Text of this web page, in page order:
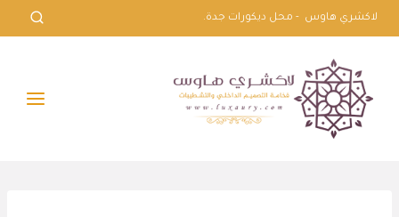
التجاوز
إلى
المحتوى
لاكشري هاوس - محل ديكورات جدة.